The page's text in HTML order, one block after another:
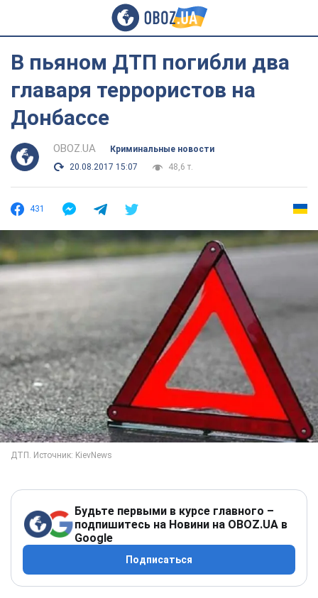
В пьяном ДТП погибли два
главаря террористов на
Донбассе
OBOZ.UA
Криминальные новости
20.08.2017 15:07
48,6 т.
431
Будьте первыми в курсе главного –
подпишитесь на Новини на OBOZ.UA в
Google
Подписаться